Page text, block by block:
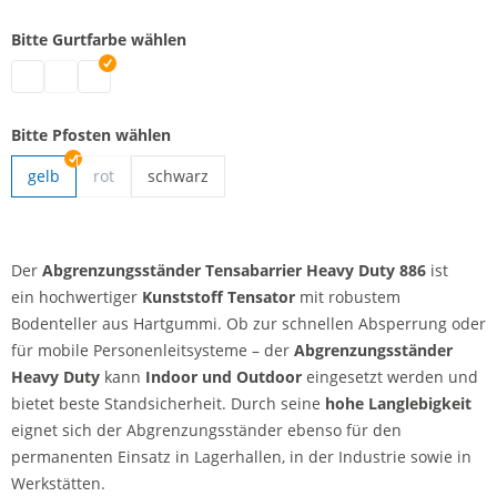
Bitte Gurtfarbe wählen
Abgrenzungsständer | schwarz
Abgrenzungsständer | rot-weiß
Abgrenzungsständer | gelb-schwarz (Warnmarkierung)
Bitte Pfosten wählen
gelb
rot
schwarz
Der Abgrenzungsständer Tensabarrier Heavy Duty 886 ist
ein hochwertiger Kunststoff Tensator mit robustem
Bodenteller aus Hartgummi. Ob zur schnellen Absperrung oder
für mobile Personenleitsysteme – der Abgrenzungsständer
Heavy Duty kann Indoor und Outdoor eingesetzt werden und
bietet beste Standsicherheit. Durch seine hohe Langlebigkeit
eignet sich der Abgrenzungsständer ebenso für den
permanenten Einsatz in Lagerhallen, in der Industrie sowie in
Werkstätten.